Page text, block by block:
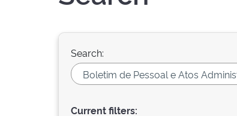
Search:
Current filters: